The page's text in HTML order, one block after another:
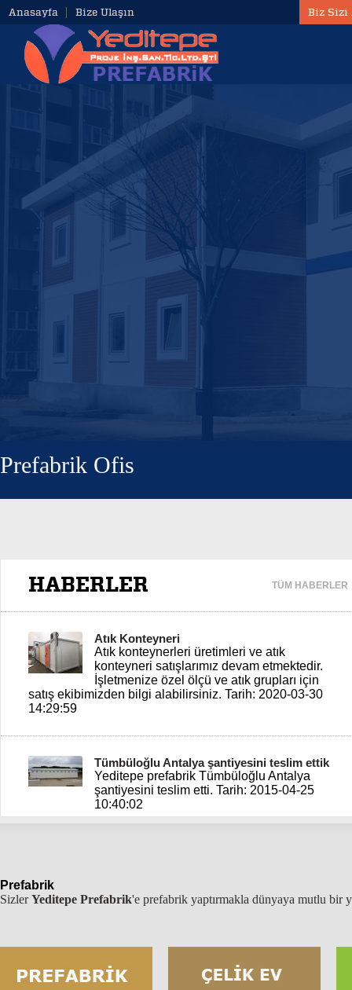
Biz Sizi
Anasayfa Bize Ulaşın
Prefabrik Ofis
TÜM HABERLER
HABERLER
Atık Konteyneri
Atık konteynerleri üretimleri ve atık
konteyneri satışlarımız devam etmektedir.
İşletmenize özel ölçü ve atık grupları için
satış ekibimizden bilgi alabilirsiniz. Tarih: 2020-03-30
14:29:59
Tümbüloğlu Antalya şantiyesini teslim ettik
Yeditepe prefabrik Tümbüloğlu Antalya
şantiyesini teslim etti. Tarih: 2015-04-25
10:40:02
Tarih: 2015-07-02 06:37:01
Prefabrik
SizlerYeditepe Prefabrik'e prefabrik yaptırmakla dünyaya mutlu bir